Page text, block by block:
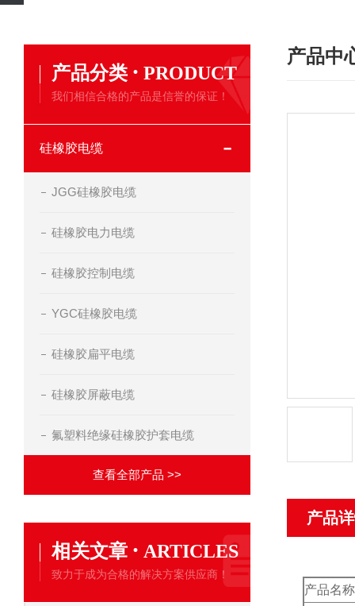
产品分类 · PRODUCT
我们相信合格的产品是信誉的保证！
硅橡胶电缆
JGG硅橡胶电缆
硅橡胶电力电缆
硅橡胶控制电缆
YGC硅橡胶电缆
硅橡胶扁平电缆
硅橡胶屏蔽电缆
氟塑料绝缘硅橡胶护套电缆
查看全部产品 >>
相关文章 · ARTICLES
致力于成为合格的解决方案供应商！
产品中
产品
产品名